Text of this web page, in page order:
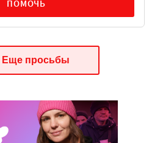
ПОМОЧЬ
Еще просьбы